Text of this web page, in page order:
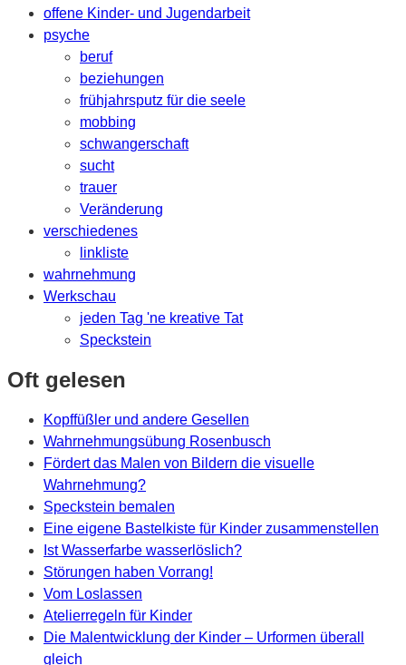
offene Kinder- und Jugendarbeit
psyche
beruf
beziehungen
frühjahrsputz für die seele
mobbing
schwangerschaft
sucht
trauer
Veränderung
verschiedenes
linkliste
wahrnehmung
Werkschau
jeden Tag 'ne kreative Tat
Speckstein
Oft gelesen
Kopffüßler und andere Gesellen
Wahrnehmungsübung Rosenbusch
Fördert das Malen von Bildern die visuelle
Wahrnehmung?
Speckstein bemalen
Eine eigene Bastelkiste für Kinder zusammenstellen
Ist Wasserfarbe wasserlöslich?
Störungen haben Vorrang!
Vom Loslassen
Atelierregeln für Kinder
Die Malentwicklung der Kinder – Urformen überall
gleich